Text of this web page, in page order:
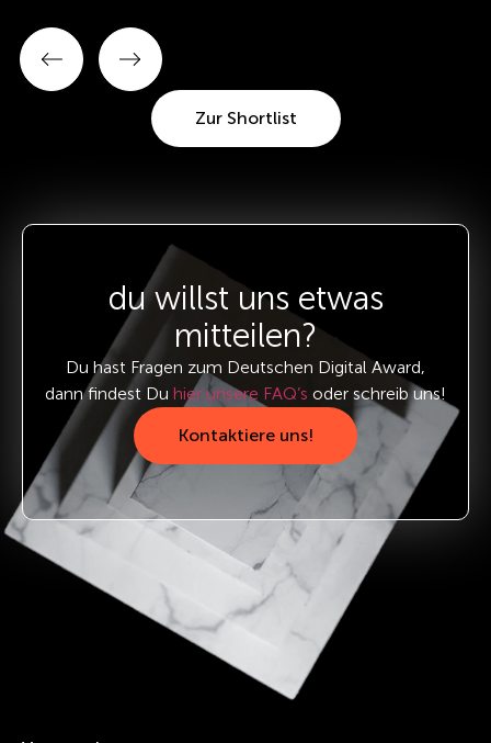
Zur Shortlist
du willst uns etwas
mitteilen?
Du hast Fragen zum Deutschen Digital Award,
dann findest Du hier unsere FAQ’s oder schreib uns!
Kontaktiere uns!